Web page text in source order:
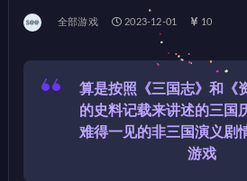
全部游戏 2023-12-01 10
算是按照《三国志》和《
的史料记载来讲述的三国
难得一见的非三国演义剧
游戏